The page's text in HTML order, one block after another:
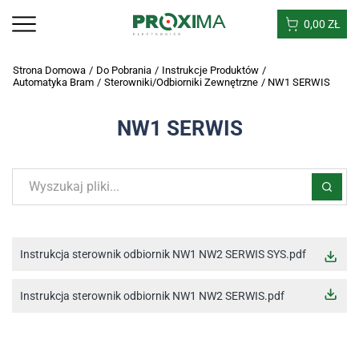
0,00 ZŁ
Strona Domowa / Do Pobrania / Instrukcje Produktów /
Automatyka Bram / Sterowniki/odbiorniki Zewnętrzne / NW1 SERWIS
NW1 SERWIS
Instrukcja sterownik odbiornik NW1 NW2 SERWIS SYS.pdf
Instrukcja sterownik odbiornik NW1 NW2 SERWIS.pdf